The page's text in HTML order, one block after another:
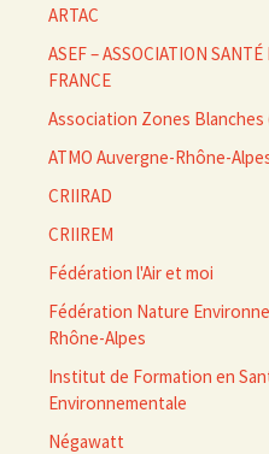
ARTAC
ASEF – ASSOCIATION
FRANCE
Association Zones Blanches
ATMO Auvergne-Rhône-
CRIIRAD
CRIIREM
Fédération l'Air et moi
Fédération Nature
Rhône-Alpes
Institut de Formation en
Environnementale
Négawatt